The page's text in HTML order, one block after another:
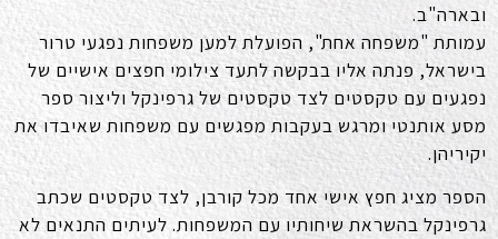
ובארה"ב.
עמותת "משפחה אחת", הפועלת למען משפחות נפגעי טרור
בישראל, פנתה אליו בבקשה לתעד צילומי חפצים אישיים של
נפגעים עם טקסטים לצד טקסטים של גרפינקל וליצור ספר
מסע אותנטי ומרגש בעקבות מפגשים עם משפחות שאיבדו את
יקיריהן.
הספר מציג חפץ אישי אחד מכל קורבן, לצד טקסטים שכתב
גרפינקל בהשראת שיחותיו עם המשפחות. לעיתים התנאים לא